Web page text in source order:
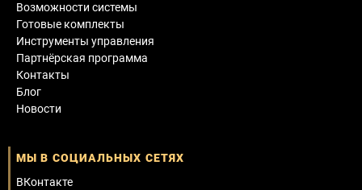
Возможности системы
Готовые комплекты
Инструменты управления
Партнёрская программа
Контакты
Блог
Новости
МЫ В СОЦИАЛЬНЫХ СЕТЯХ
ВКонтакте